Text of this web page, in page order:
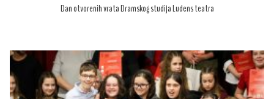
Dan otvorenih vrata Dramskog studija Ludens teatra